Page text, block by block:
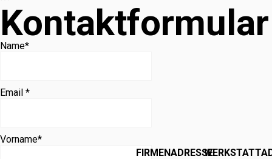
Kontaktformular
Name*
Email *
Vorname*
FIRMENADRESSE